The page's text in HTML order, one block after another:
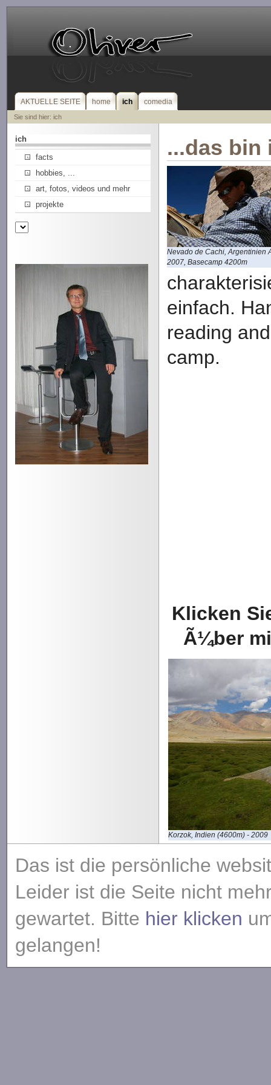
AKTUELLE SEITE home ich comedia
Sie sind hier: ich
ich
facts
hobbies, ...
art, fotos, videos und mehr
projekte
...das bin
Nevado de Cachi, Argentinien
2007, Basecamp 4200m
einfach.
reading
camp.
Klicken
Ã¼ber
Korzok, Indien (4600m) - 2009
Das ist die persönliche
Leider ist die Seite nicht
gewartet. Bitte hier klicken
gelangen!